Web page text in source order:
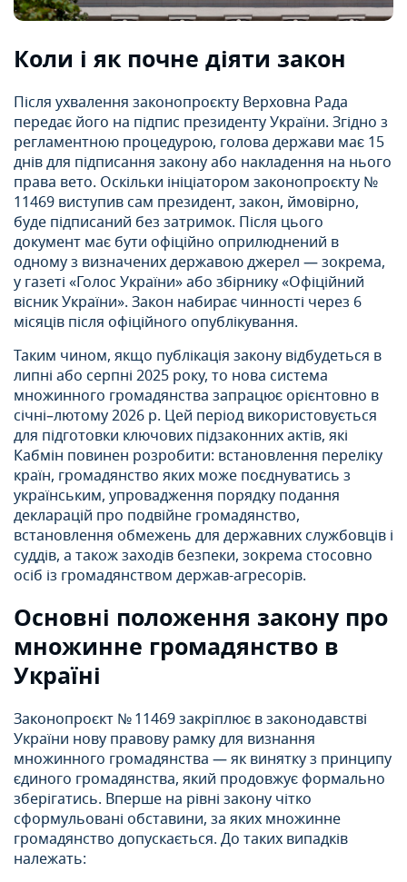
Коли і як почне діяти закон
Після ухвалення законопроєкту Верховна Рада
передає його на підпис президенту України. Згідно з
регламентною процедурою, голова держави має 15
днів для підписання закону або накладення на нього
права вето. Оскільки ініціатором законопроєкту №
11469 виступив сам президент, закон, ймовірно,
буде підписаний без затримок. Після цього
документ має бути офіційно оприлюднений в
одному з визначених державою джерел — зокрема,
у газеті «Голос України» або збірнику «Офіційний
вісник України». Закон набирає чинності через 6
місяців після офіційного опублікування.
Таким чином, якщо публікація закону відбудеться в
липні або серпні 2025 року, то нова система
множинного громадянства запрацює орієнтовно в
січні–лютому 2026 р. Цей період використовується
для підготовки ключових підзаконних актів, які
Кабмін повинен розробити: встановлення переліку
країн, громадянство яких може поєднуватись з
українським, упровадження порядку подання
декларацій про подвійне громадянство,
встановлення обмежень для державних службовців і
суддів, а також заходів безпеки, зокрема стосовно
осіб із громадянством держав-агресорів.
Основні положення закону про
множинне громадянство в
Україні
Законопроєкт № 11469 закріплює в законодавстві
України нову правову рамку для визнання
множинного громадянства — як винятку з принципу
єдиного громадянства, який продовжує формально
зберігатись. Вперше на рівні закону чітко
сформульовані обставини, за яких множинне
громадянство допускається. До таких випадків
належать: